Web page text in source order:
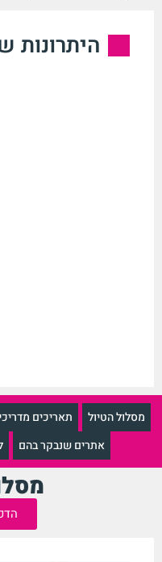
היתרונות
מסלול הטיול תאריכים
אתרים שנבקר בהם